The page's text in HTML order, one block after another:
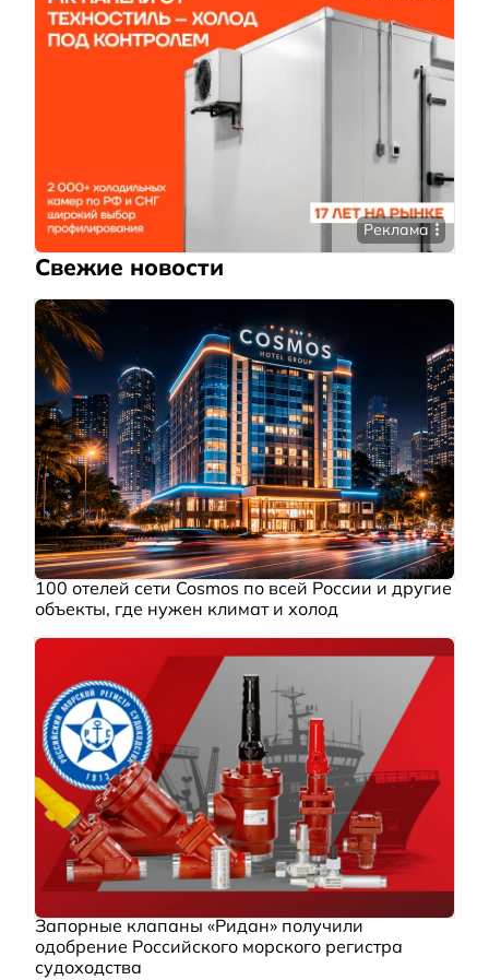
Реклама
Свежие новости
100 отелей сети Cosmos по всей России и другие
объекты, где нужен климат и холод
Запорные клапаны «Ридан» получили
одобрение Российского морского регистра
судоходства